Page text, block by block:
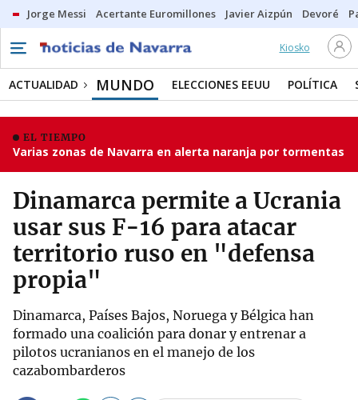
Jorge Messi Acertante Euromillones Javier Aizpún Devoré
Kiosko
ACTUALIDAD MUNDO ELECCIONES EEUU POLÍTICA
EL TIEMPO
Varias zonas de Navarra en alerta naranja por tormentas
Dinamarca permite a Ucrania
usar sus F-16 para atacar
territorio ruso en "defensa
propia"
Dinamarca, Países Bajos, Noruega y Bélgica han
formado una coalición para donar y entrenar a
pilotos ucranianos en el manejo de los
cazabombarderos